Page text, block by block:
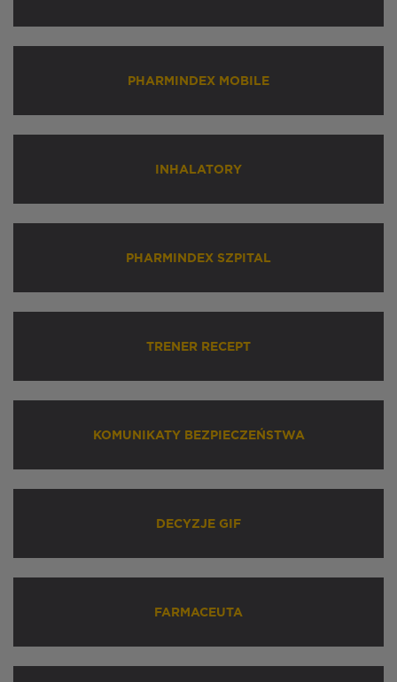
PHARMINDEX MOBILE
INHALATORY
PHARMINDEX SZPITAL
TRENER RECEPT
KOMUNIKATY BEZPIECZEŃSTWA
DECYZJE GIF
FARMACEUTA